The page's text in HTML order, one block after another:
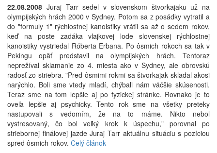
22.08.2008 Juraj Tarr sedel v slovenskom štvorkajaku už na
olympijských hrách 2000 v Sydney. Potom sa z posádky vytratil a
do "formuly 1" rýchlostnej kanoistiky vrátil sa až o sedem rokov,
keď na poste zadáka vlajkovej lode slovenskej rýchlostnej
kanoistiky vystriedal Róberta Erbana. Po ôsmich rokoch sa tak v
Pekingu opäť predstavil na olympijských hrách. Tentoraz
neprežíval sklamanie zo 4. miesta ako v Sydney, ale obrovskú
radosť zo striebra. "Pred ôsmimi rokmi sa štvorkajak skladal akosi
narýchlo. Boli sme vtedy mladí, chýbali nám väčšie skúsenosti.
Teraz sme na tom lepšie aj po fyzickej stránke. Rovnako je to
oveľa lepšie aj psychicky. Tento rok sme na všetky preteky
nastupovali s vedomím, že na to máme. Nikto nebol
vystresovaný, čo bol veľký krok k úspechu," porovnal po
striebornej finálovej jazde Juraj Tarr aktuálnu situáciu s pozíciou
spred ôsmich rokov. Celý článok